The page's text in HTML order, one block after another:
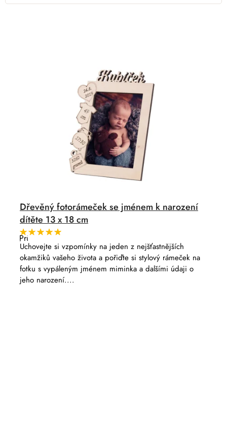
Dřevěný fotorámeček se jménem k narození
dítěte 13 x 18 cm
Průměrné
hodnocení
produktu
je
5,0
z
5
hvězdiček.
Uchovejte si vzpomínky na jeden z nejšťastnějších
okamžiků vašeho života a pořiďte si stylový rámeček na
fotku s vypáleným jménem miminka a dalšími údaji o
jeho narození....